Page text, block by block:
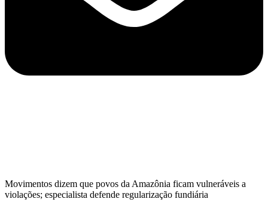
Movimentos dizem que povos da Amazônia ficam vulneráveis a
violações; especialista defende regularização fundiária